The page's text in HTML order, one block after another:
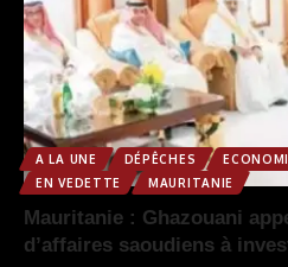
A LA UNE DÉPÊCHES
EN VEDETTE
MAURITANIE
Mauritanie : Ghazouani
d’affaires saoudiens à